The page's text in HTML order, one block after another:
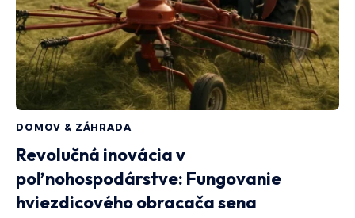
DOMOV & ZÁHRADA
Revolučná inovácia v
poľnohospodárstve: Fungovanie
hviezdicového obracača sena